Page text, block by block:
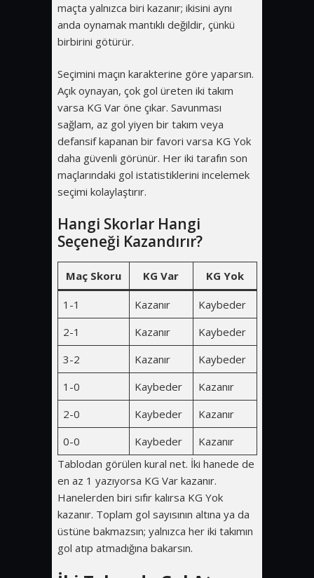
maçta yalnızca biri kazanır; ikisini aynı
anda oynamak mantıklı değildir, çünkü
birbirini götürür.
Seçimini maçın karakterine göre yaparsın.
Açık oynayan, çok gol üreten iki takım
varsa KG Var öne çıkar. Savunması
sağlam, az gol yiyen bir takım veya
defansif kapanan bir favori varsa KG Yok
daha güvenli görünür. Her iki tarafın son
maçlarındaki gol istatistiklerini incelemek
seçimi kolaylaştırır.
Hangi Skorlar Hangi
Seçeneği Kazandırır?
Maç Skoru KG Var KG Yok
1-1 Kazanır
Kaybeder
2-1
Kazanır
Kaybeder
3-2
Kazanır
Kaybeder
1-0
Kaybeder
Kazanır
2-0
Kaybeder
Kazanır
0-0
Kaybeder
Kazanır
Tablodan görülen kural net. İki hanede de
en az 1 yazıyorsa KG Var kazanır.
Hanelerden biri sıfır kalırsa KG Yok
kazanır. Toplam gol sayısının altına ya da
üstüne bakmazsın; yalnızca her iki takımın
gol atıp atmadığına bakarsın.